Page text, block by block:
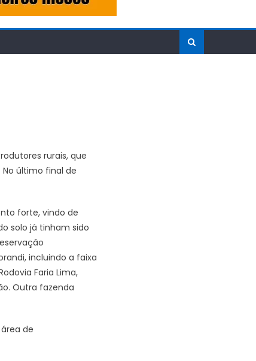
rurais, que
último final de
forte, vindo de
solo já tinham sido
incluindo a faixa
Faria Lima,
Outra fazenda
de